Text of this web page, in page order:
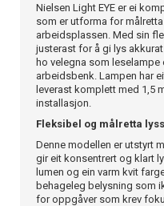
Nielsen Light EYE er ei
som er utforma for
arbeidsplassen. Med sin
justerast for å gi lys
ho velegna som leselampe
arbeidsbenk. Lampen har
leverast komplett med 1,5
installasjon.
Fleksibel og målretta
Denne modellen er utstyrt
gir eit konsentrert og klart
lumen og ein varm kvit
behageleg belysning som
for oppgåver som krev